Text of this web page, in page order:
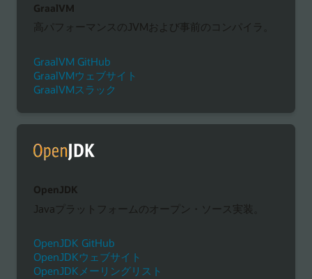
GraalVM
高パフォーマンスのJVMおよび事前のコンパイラ。
GraalVM GitHub
GraalVMウェブサイト
GraalVMスラック
OpenJDK
Javaプラットフォームのオープン・ソース実装。
OpenJDK GitHub
OpenJDKウェブサイト
OpenJDKメーリングリスト